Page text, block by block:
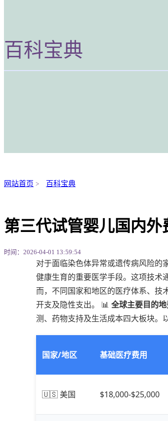
百科宝典
网站首页 > 百科宝典
第三代试管婴儿国内外
时间：2026-04-01 13:59:54
对于面临染色体异常或遗传病风险的
健康生育的重要医学手段。这项技术
而，不同国家和地区的医疗体系、技
开支及隐性支出。 📊 全球主要目的
测、药物支持及生活成本四大板块。
国家/地区 基础医疗费用
🇺🇸 美国 $18,000-$25,000